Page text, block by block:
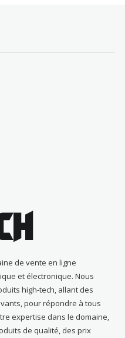
de vente en ligne
et électronique. Nous
high-tech, allant des
pour répondre à tous
expertise dans le domaine,
de qualité, des prix